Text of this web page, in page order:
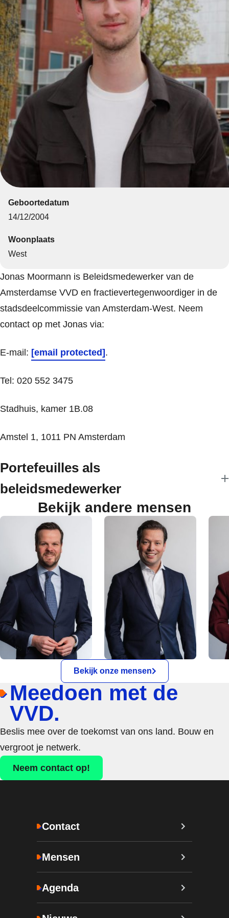
Geboortedatum
14/12/2004
Woonplaats
West
Jonas Moormann is Beleidsmedewerker van de
Amsterdamse VVD en fractievertegenwoordiger in de
stadsdeelcommissie van Amsterdam-West. Neem
contact op met Jonas via:
E-mail: [email protected] .
Tel: 020 552 3475
Stadhuis, kamer 1B.08
Amstel 1, 1011 PN Amsterdam
Portefeuilles als
beleidsmedewerker
Bekijk andere mensen
Bekijk onze mensen
Meedoen met de
VVD.
Beslis mee over de toekomst van ons land. Bouw en
vergroot je netwerk.
Neem contact op!
Contact
Mensen
Agenda